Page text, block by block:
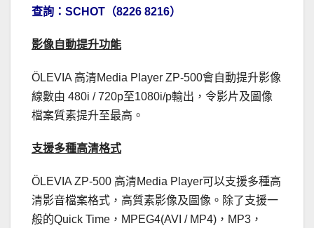
查詢：SCHOT（8226 8216）
影像自動提升功能
ÖLEVIA 高清Media Player ZP-500會自動提升影像
線數由 480i / 720p至1080i/p輸出，令影片及圖像
檔案質素提升至最高。
支援多種高清格式
ÖLEVIA ZP-500 高清Media Player可以支援多種高
清影音檔案格式，高質素影像及圖像。除了支援一
般的Quick Time，MPEG4(AVI / MP4)，MP3，